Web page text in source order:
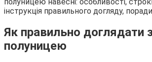
Як правильно доглядати
полуницею